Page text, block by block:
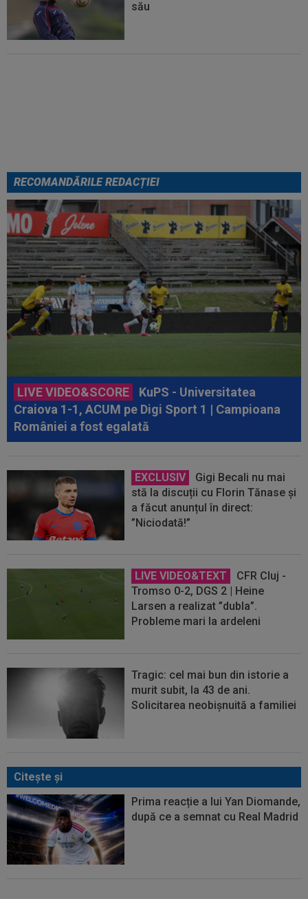
său
RECOMANDĂRILE REDACȚIEI
LIVE VIDEO&SCORE
KuPS - Universitatea
Craiova 1-1, ACUM pe Digi Sport 1 | Campioana
României a fost egalată
EXCLUSIV
Gigi Becali nu mai
stă la discuții cu Florin Tănase și
a făcut anunțul în direct:
”Niciodată!”
LIVE VIDEO&TEXT
CFR Cluj -
Tromso 0-2, DGS 2 | Heine
Larsen a realizat ”dubla”.
Probleme mari la ardeleni
Tragic: cel mai bun din istorie a
murit subit, la 43 de ani.
Solicitarea neobișnuită a familiei
Citeşte şi
Prima reacție a lui Yan Diomande,
după ce a semnat cu Real Madrid